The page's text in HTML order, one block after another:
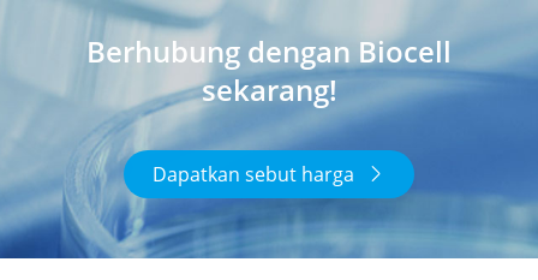
Berhubung dengan Biocell
sekarang!
Dapatkan sebut harga 